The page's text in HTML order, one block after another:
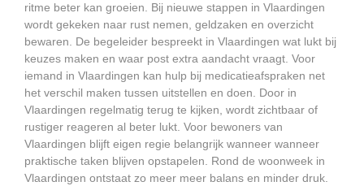
ritme beter kan groeien. Bij nieuwe stappen in Vlaardingen
wordt gekeken naar rust nemen, geldzaken en overzicht
bewaren. De begeleider bespreekt in Vlaardingen wat lukt bij
keuzes maken en waar post extra aandacht vraagt. Voor
iemand in Vlaardingen kan hulp bij medicatieafspraken net
het verschil maken tussen uitstellen en doen. Door in
Vlaardingen regelmatig terug te kijken, wordt zichtbaar of
rustiger reageren al beter lukt. Voor bewoners van
Vlaardingen blijft eigen regie belangrijk wanneer wanneer
praktische taken blijven opstapelen. Rond de woonweek in
Vlaardingen ontstaat zo meer meer balans en minder druk.